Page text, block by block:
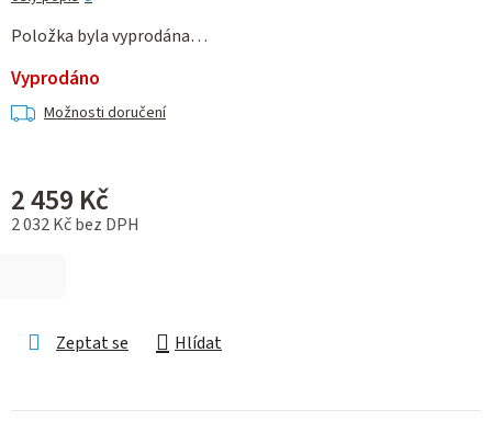
Položka byla vyprodána…
Vyprodáno
Možnosti doručení
2 459 Kč
2 032 Kč bez DPH
Zeptat se Hlídat